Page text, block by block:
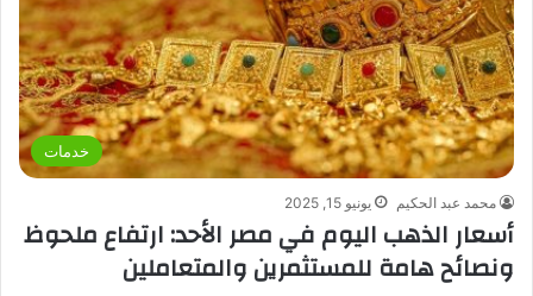
خدمات
محمد عبد الحكيم يونيو 15, 2025
أسعار الذهب اليوم في مصر الأحد: ارتفاع ملحوظ
ونصائح هامة للمستثمرين والمتعاملين